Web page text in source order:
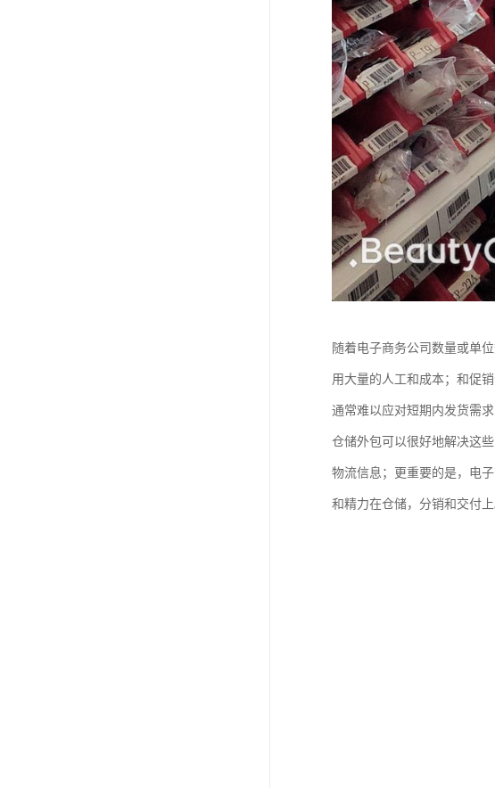
随着电子商务公司数量或单
用大量的人工和成本；和促
通常难以应对短期内发货需
仓储外包可以很好地解决这
物流信息；更重要的是，电
和精力在仓储，分销和交付上